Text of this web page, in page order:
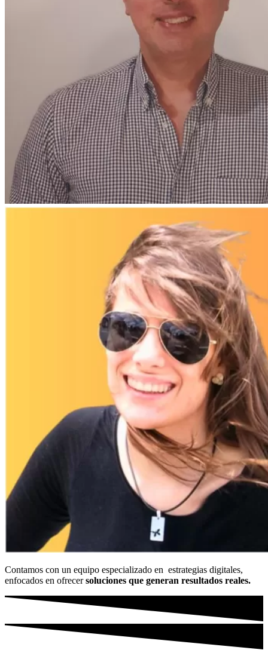
Contamos con un equipo especializado en estrategias digitales,
enfocados en ofrecersoluciones que generan resultados reales.